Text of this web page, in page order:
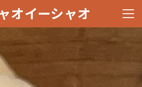
オイーシャオ メニ